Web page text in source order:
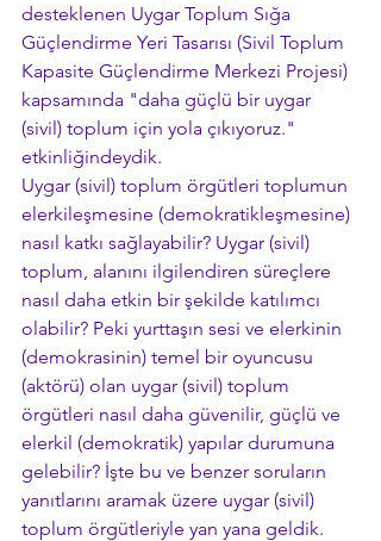
desteklenen Uygar Toplum Sığa
Güçlendirme Yeri Tasarısı (Sivil Toplum
Kapasite Güçlendirme Merkezi Projesi)
kapsamında "daha güçlü bir uygar
(sivil) toplum için yola çıkıyoruz."
etkinliğindeydik.
Uygar (sivil) toplum örgütleri toplumun
elerkileşmesine (demokratikleşmesine)
nasıl katkı sağlayabilir? Uygar (sivil)
toplum, alanını ilgilendiren süreçlere
nasıl daha etkin bir şekilde katılımcı
olabilir? Peki yurttaşın sesi ve elerkinin
(demokrasinin) temel bir oyuncusu
(aktörü) olan uygar (sivil) toplum
örgütleri nasıl daha güvenilir, güçlü ve
elerkil (demokratik) yapılar durumuna
gelebilir? İşte bu ve benzer soruların
yanıtlarını aramak üzere uygar (sivil)
toplum örgütleriyle yan yana geldik.